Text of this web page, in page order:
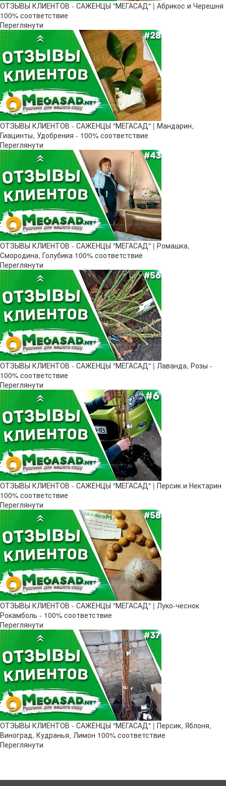
ОТЗЫВЫ КЛИЕНТОВ - САЖЕНЦЫ "МЕГАСАД" | Абрикос и Черешня
100% соответствие
Переглянути
ОТЗЫВЫ КЛИЕНТОВ - САЖЕНЦЫ "МЕГАСАД" | Мандарин,
Гиацинты, Удобрения - 100% соответствие
Переглянути
ОТЗЫВЫ КЛИЕНТОВ - САЖЕНЦЫ "МЕГАСАД" | Ромашка,
Смородина, Голубика 100% соответствие
Переглянути
ОТЗЫВЫ КЛИЕНТОВ - САЖЕНЦЫ "МЕГАСАД" | Лаванда, Розы -
100% соответствие
Переглянути
ОТЗЫВЫ КЛИЕНТОВ - САЖЕНЦЫ "МЕГАСАД" | Персик и Нектарин
100% соответствие
Переглянути
ОТЗЫВЫ КЛИЕНТОВ - САЖЕНЦЫ "МЕГАСАД" | Луко-чеснок
Рокамболь - 100% соответствие
Переглянути
ОТЗЫВЫ КЛИЕНТОВ - САЖЕНЦЫ "МЕГАСАД" | Персик, Яблоня,
Виноград, Кудранья, Лимон 100% соответствие
Переглянути